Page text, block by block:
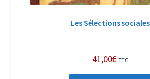
Les Sélections sociales
41,00€ TTC